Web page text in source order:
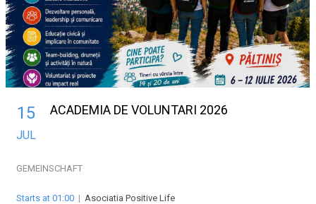
15
JUL
ACADEMIA DE VOLUNTARI 2026
GEMEINSCHAFT
Starts at 01:00 | Asociatia Positive Life